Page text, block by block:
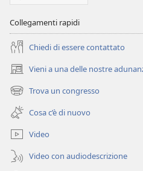
Collegamenti rapidi
Chiedi di essere contattato
Vieni a una delle nostre
(apre
una
nuova
finestra)
Trova un congresso
(apre
una
nuova
finestra)
Cosa c’è di nuovo
Video
Video con audiodescrizione